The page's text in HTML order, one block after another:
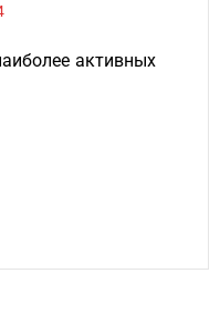
активных